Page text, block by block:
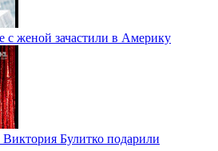
с женой зачастили в Америку
Булитко подарили